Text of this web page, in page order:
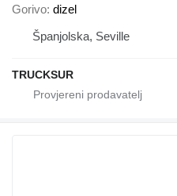
Gorivo dizel
Španjolska, Seville
TRUCKSUR